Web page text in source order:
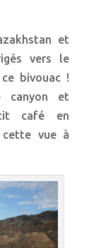
et
vers le
bivouac !
canyon et
café en
cette vue à